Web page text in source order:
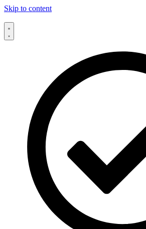
Skip to content